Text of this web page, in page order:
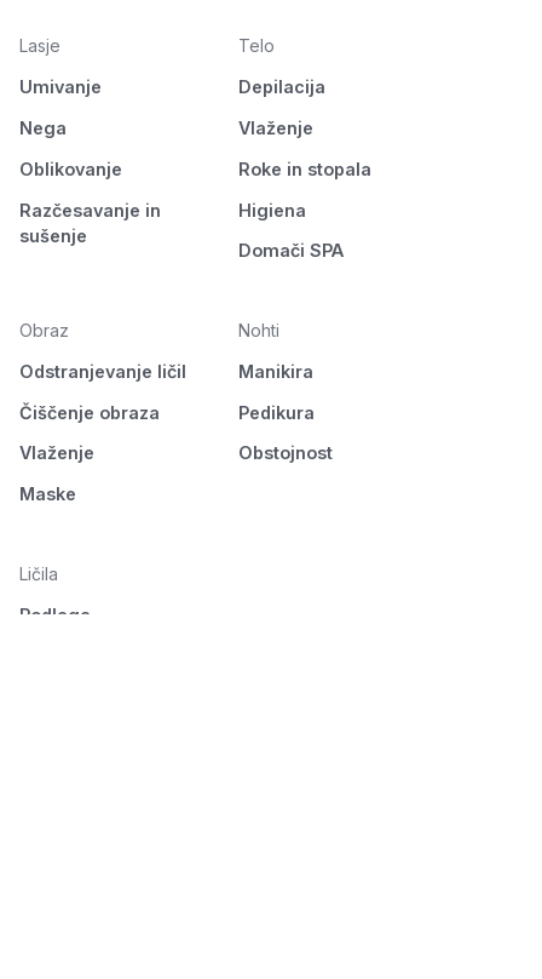
Lasje
Umivanje
Nega
Oblikovanje
Razčesavanje in
sušenje
Telo
Depilacija
Vlaženje
Roke in stopala
Higiena
Domači SPA
Obraz
Odstranjevanje ličil
Čiščenje obraza
Vlaženje
Maske
Nohti
Manikira
Pedikura
Obstojnost
Ličila
Podlaga